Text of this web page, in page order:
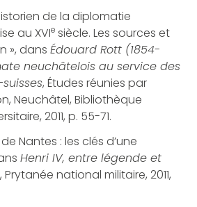
de la diplomatie
au XVIe siècle. Les sources et
», dans Édouard Rott (1854-
neuchâtelois au service des
, Études réunies par
Neuchâtel, Bibliothèque
2011, p. 55-71.
de Nantes : les clés d’une
Henri IV, entre légende et
Prytanée national militaire, 2011,